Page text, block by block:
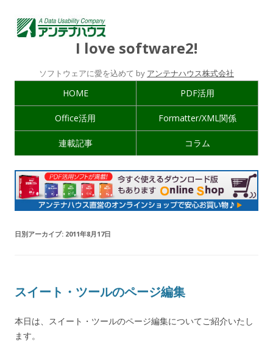
I love software2!
ソフトウェアに愛を込めて by アンテナハウス株式会社
HOME PDF活用
Office活用 Formatter/XML関係
連載記事 コラム
日別アーカイブ: 2011年8月17日
スイート・ツールのページ編集
本日は、スイート・ツールのページ編集についてご紹介いたし
ます。